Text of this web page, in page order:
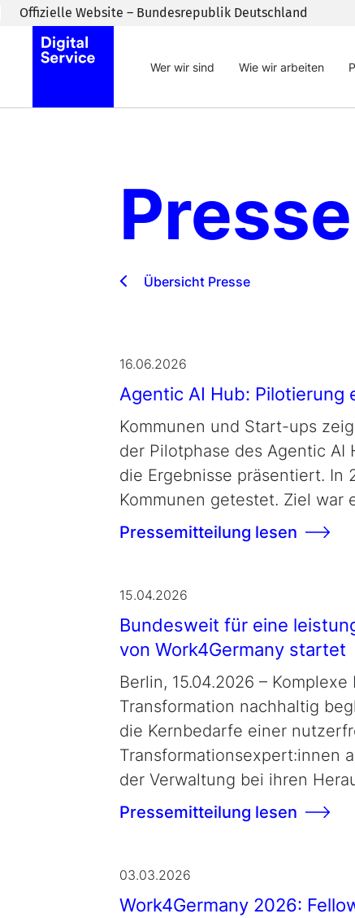
Zum Inhaltsbereich wechseln
Offizielle Website – Bundesrepublik Deutschland
Wer wir sind Wie wir arbeiten
Übersicht Presse
16.06.2026
Agentic AI Hub:
Kommunen und Start-ups
der Pilotphase des Agentic AI
die Ergebnisse präsentiert. In
Kommunen getestet. Ziel war
Pressemitteilung lesen
15.04.2026
Bundesweit für eine
von Work4Germany startet
Berlin, 15.04.2026 –
Transformation nachhaltig
die Kernbedarfe einer
Transformationsexpert:innen
der Verwaltung bei ihren
Pressemitteilung lesen
03.03.2026
Work4Germany 2026: